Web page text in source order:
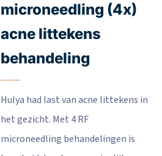
microneedling (4x)
acne littekens
behandeling
Hulya had last van acne littekens in
het gezicht. Met 4 RF
microneedling behandelingen is